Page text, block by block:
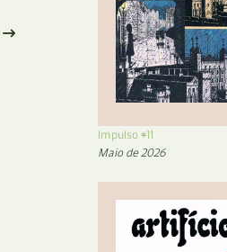
Impulso #11
Maio de 2026